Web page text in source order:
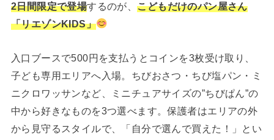
2日間限定で登場するのが、こどもだけのパン屋さん
「リエゾンKIDS」
入口ブースで500円を支払うとコインを3枚受け取り、
子ども専用エリアへ入場。ちびおさつ・ちび塩パン・ミ
ニクロワッサンなど、ミニチュアサイズの”ちびぱん”の
中から好きなものを3つ選べます。保護者はエリアの外
から見守るスタイルで、「自分で選んで買えた！」とい